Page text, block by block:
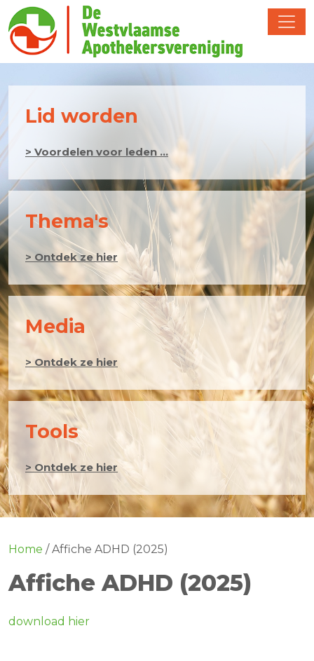
Lid worden
> Voordelen voor leden ...
Thema's
> Ontdek ze hier
Media
> Ontdek ze hier
Tools
> Ontdek ze hier
Home / Affiche ADHD (2025)
Affiche ADHD (2025)
download hier